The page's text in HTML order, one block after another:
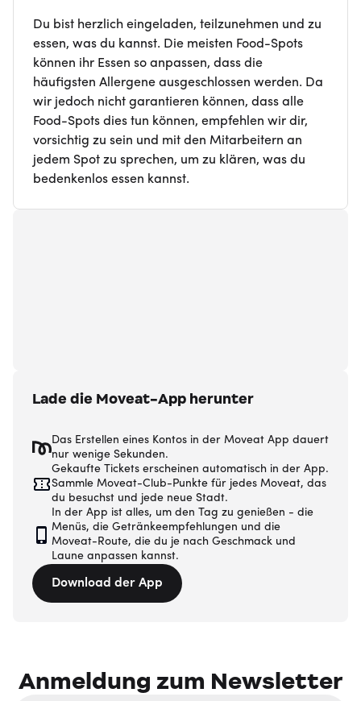
Du bist herzlich eingeladen, teilzunehmen und zu
essen, was du kannst. Die meisten Food-Spots
können ihr Essen so anpassen, dass die
häufigsten Allergene ausgeschlossen werden. Da
wir jedoch nicht garantieren können, dass alle
Food-Spots dies tun können, empfehlen wir dir,
vorsichtig zu sein und mit den Mitarbeitern an
jedem Spot zu sprechen, um zu klären, was du
bedenkenlos essen kannst.
Lade die Moveat-App herunter
Das Erstellen eines Kontos in der Moveat App dauert
nur wenige Sekunden.
Gekaufte Tickets erscheinen automatisch in der App.
Sammle Moveat-Club-Punkte für jedes Moveat, das
du besuchst und jede neue Stadt.
In der App ist alles, um den Tag zu genießen - die
Menüs, die Getränkeempfehlungen und die
Moveat-Route, die du je nach Geschmack und
Laune anpassen kannst.
Download der App
Anmeldung zum Newsletter